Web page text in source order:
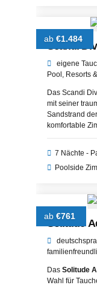
ab €1.484
Scandi
eigene
Pool Resorts
Das Scandi
mit seiner
Sandstrand
komfortable
entspannte
suchen.
7 Nächte -
Poolside
ab €761
Solitude
Das Solitude
Wahl für